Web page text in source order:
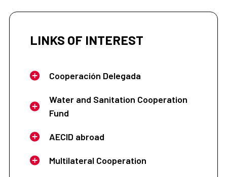
LINKS OF INTEREST
Cooperación Delegada
Water and Sanitation Cooperation
Fund
AECID abroad
Multilateral Cooperation